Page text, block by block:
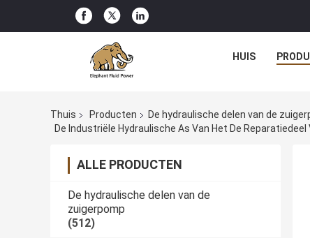
HUIS
Thuis Producten
De hydraulische delen van de
ALLE PRODUCTEN
De hydraulische delen van de
zuigerpomp
(512)